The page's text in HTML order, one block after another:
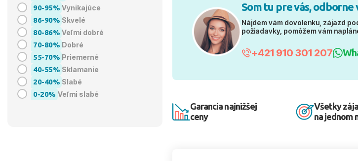
90-95% Vynikajúce
86-90% Skvelé
80-86% Veľmi dobré
70-80% Dobré
55-70% Priemerné
40-55% Sklamanie
20-40% Slabé
0-20% Veľmi slabé
Som tu pre vás, odborne
Nájdem vám dovolenku, zájazd
požiadavky, pomôžem vám
+421 910 301 207
Garancia najnižšej
ceny
Všetky
na jednom